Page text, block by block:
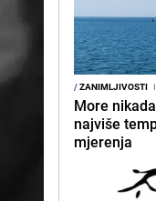
/ZANIMLJIVOSTI I
More
najviše
mjerenja